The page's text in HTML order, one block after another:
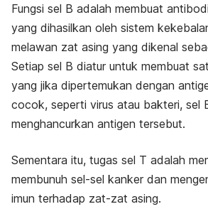
Fungsi sel B adalah membuat
yang dihasilkan oleh sistem
melawan zat asing yang dikenal
Setiap sel B diatur untuk membuat
yang jika dipertemukan dengan
cocok, seperti virus atau bakteri, sel
menghancurkan antigen tersebut.
Sementara itu, tugas sel T adalah
membunuh sel-sel kanker dan
imun terhadap zat-zat asing.